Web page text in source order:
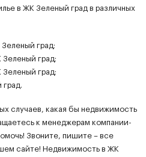
в ЖК Зеленый град в различных
град;
Зеленый град;
Зеленый град;
случаев, какая бы недвижимость
к менеджерам компании-
Звоните, пишите – все
сайте! Недвижимость в ЖК